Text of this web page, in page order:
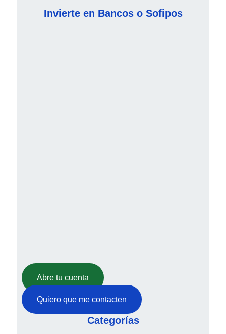
Invierte en Bancos o Sofipos
Abre tu cuenta
Quiero que me contacten
Categorías